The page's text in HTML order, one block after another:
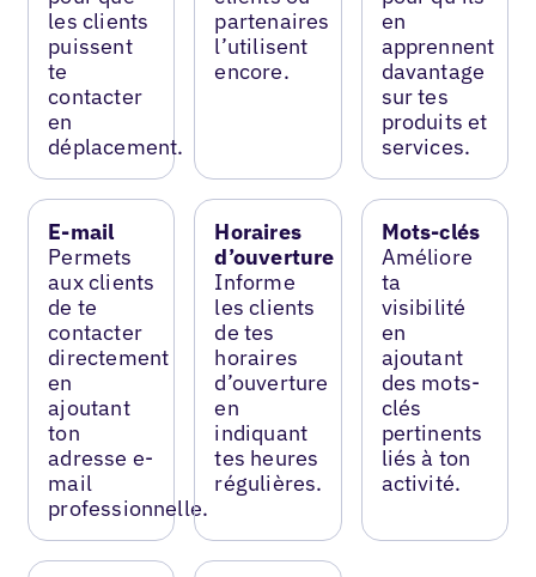
les clients
puissent
te
contacter
en
déplacement.
partenaires
l’utilisent
encore.
en
apprennent
davantage
sur tes
produits et
services.
E-mail
Permets
aux clients
de te
contacter
directement
en
ajoutant
ton
adresse e-
mail
professionnelle.
Horaires
d’ouverture
Informe
les clients
de tes
horaires
d’ouverture
en
indiquant
tes heures
régulières.
Mots-clés
Améliore
ta
visibilité
en
ajoutant
des mots-
clés
pertinents
liés à ton
activité.